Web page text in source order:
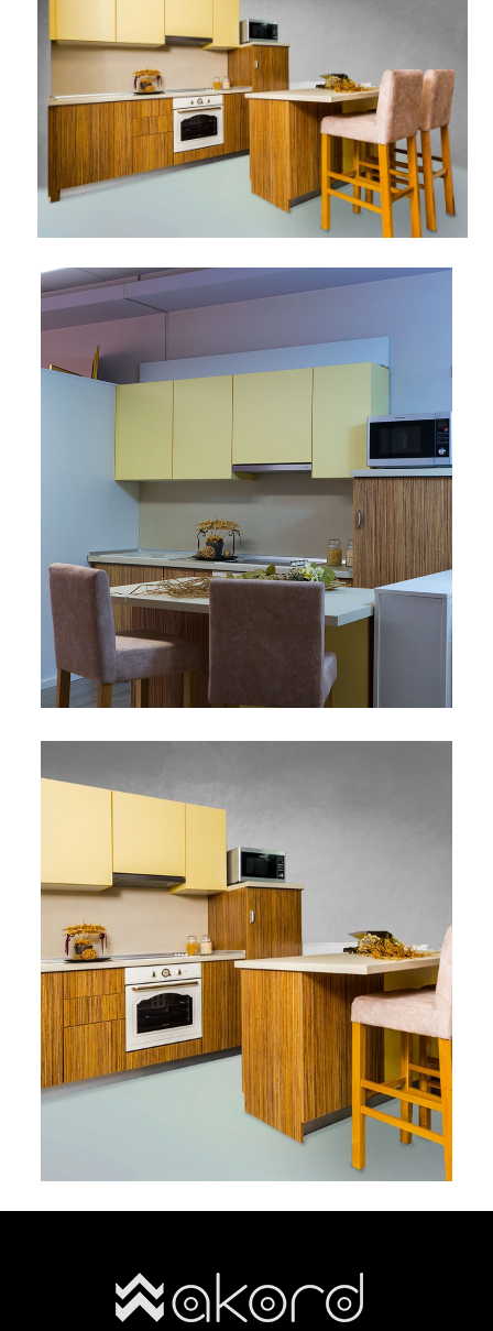
Bijela
tehnika
Metalna
galanterija
ElektromaterijalVijčana
roba
Okovi
za
namještaj
Bicikli